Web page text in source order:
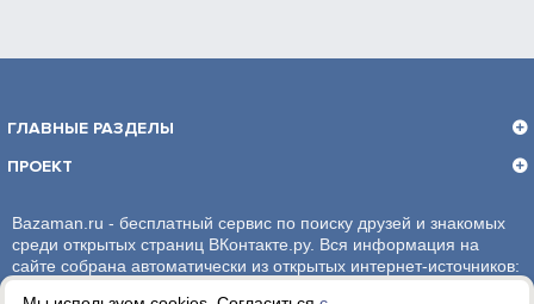
ГЛАВНЫЕ РАЗДЕЛЫ
ПРОЕКТ
Bazaman.ru - бесплатный сервис по поиску друзей и знакомых
среди открытых страниц ВКонтакте.ру. Вся информация на
сайте собрана автоматически из открытых интернет-источников: